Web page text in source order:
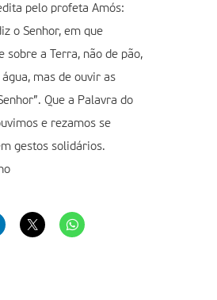
pelo profeta Amós:
o Senhor, em que
sobre a Terra, não de pão,
mas de ouvir as
Que a Palavra do
e rezamos se
gestos solidários.